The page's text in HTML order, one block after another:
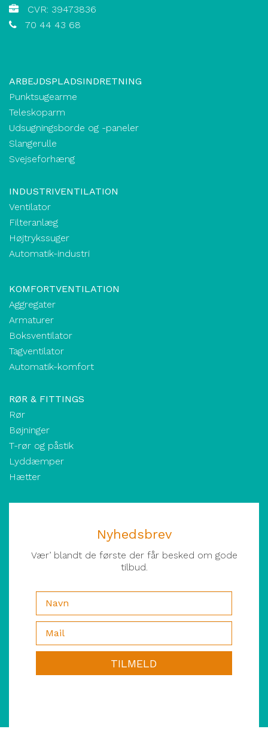
CVR: 39473836
70 44 43 68
ARBEJDSPLADSINDRETNING
Punktsugearme
Teleskoparm
Udsugningsborde og -paneler
Slangerulle
Svejseforhæng
INDUSTRIVENTILATION
Ventilator
Filteranlæg
Højtrykssuger
Automatik-industri
KOMFORTVENTILATION
Aggregater
Armaturer
Boksventilator
Tagventilator
Automatik-komfort
RØR & FITTINGS
Rør
Bøjninger
T-rør og påstik
Lyddæmper
Hætter
Nyhedsbrev
Vær’ blandt de første der får besked om gode
tilbud.
TILMELD